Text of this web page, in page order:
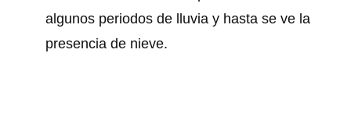
algunos periodos de lluvia y hasta se ve la
presencia de nieve.